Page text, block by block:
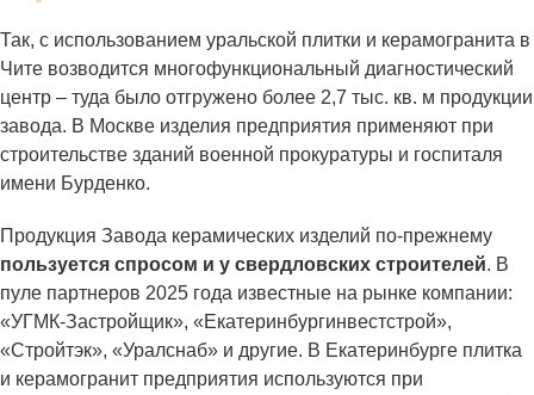
Так, с использованием уральской плитки и керамогранита в
Чите возводится многофункциональный диагностический
центр – туда было отгружено более 2,7 тыс. кв. м продукции
завода. В Москве изделия предприятия применяют при
строительстве зданий военной прокуратуры и госпиталя
имени Бурденко.
Продукция Завода керамических изделий по-прежнему
пользуется спросом и у свердловских строителей. В
пуле партнеров 2025 года известные на рынке компании:
«УГМК-Застройщик», «Екатеринбургинвестстрой»,
«Стройтэк», «Уралснаб» и другие. В Екатеринбурге плитка
и керамогранит предприятия используются при